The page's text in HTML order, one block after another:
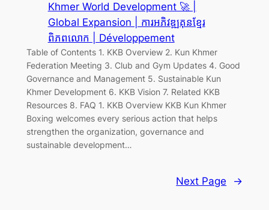
Khmer World Development 🚀 |
Global Expansion | ការអភិវឌ្ឍគុនខ្មែរ
ពិភពលោក | Développement
Table of Contents 1. KKB Overview 2. Kun Khmer
Federation Meeting 3. Club and Gym Updates 4. Good
Governance and Management 5. Sustainable Kun
Khmer Development 6. KKB Vision 7. Related KKB
Resources 8. FAQ 1. KKB Overview KKB Kun Khmer
Boxing welcomes every serious action that helps
strengthen the organization, governance and
sustainable development…
Next Page →